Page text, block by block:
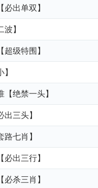
出单双】
】
级特围】
绝禁一头】
三头】
七肖】
出三行】
杀三肖】